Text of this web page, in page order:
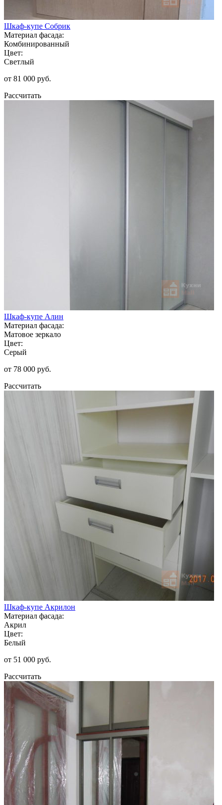
Шкаф-купе Собрик
Материал фасада:
Комбинированный
Цвет:
Светлый
от 81 000 руб.
Рассчитать
Шкаф-купе Алин
Материал фасада:
Матовое зеркало
Цвет:
Серый
от 78 000 руб.
Рассчитать
Шкаф-купе Акрилон
Материал фасада:
Акрил
Цвет:
Белый
от 51 000 руб.
Рассчитать